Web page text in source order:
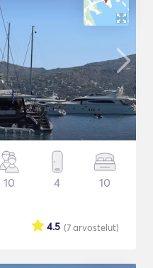
10 4 10
(7arvostelut)
4.5